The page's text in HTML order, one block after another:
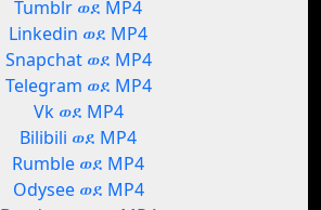
Tumblr ወደ MP4
Linkedin ወደ MP4
Snapchat ወደ MP4
Telegram ወደ MP4
Vk ወደ MP4
Bilibili ወደ MP4
Rumble ወደ MP4
Odysee ወደ MP4